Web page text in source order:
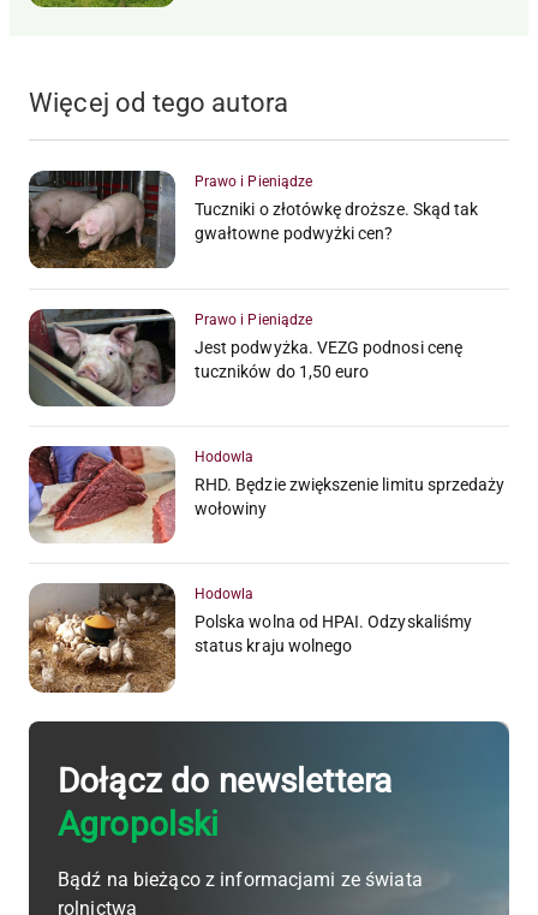
Więcej od tego autora
Prawo i Pieniądze
Tuczniki o złotówkę droższe. Skąd tak
gwałtowne podwyżki cen?
Prawo i Pieniądze
Jest podwyżka. VEZG podnosi cenę
tuczników do 1,50 euro
Hodowla
RHD. Będzie zwiększenie limitu sprzedaży
wołowiny
Hodowla
Polska wolna od HPAI. Odzyskaliśmy
status kraju wolnego
Dołącz do newslettera
Agropolski
Bądź na bieżąco z informacjami ze świata
rolnictwa